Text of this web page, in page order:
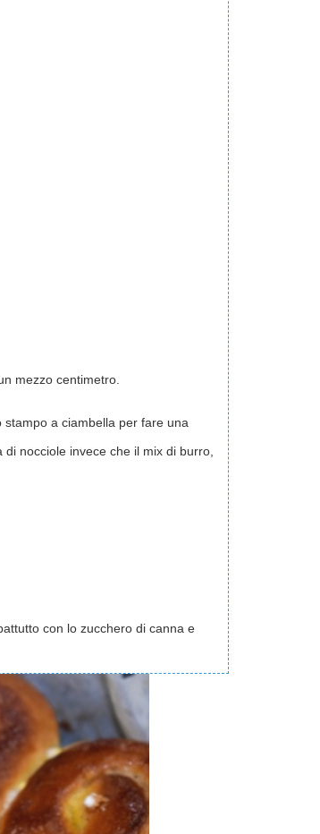
mezzo centimetro.
a ciambella per fare una
nocciole invece che il mix di burro,
con lo zucchero di canna e